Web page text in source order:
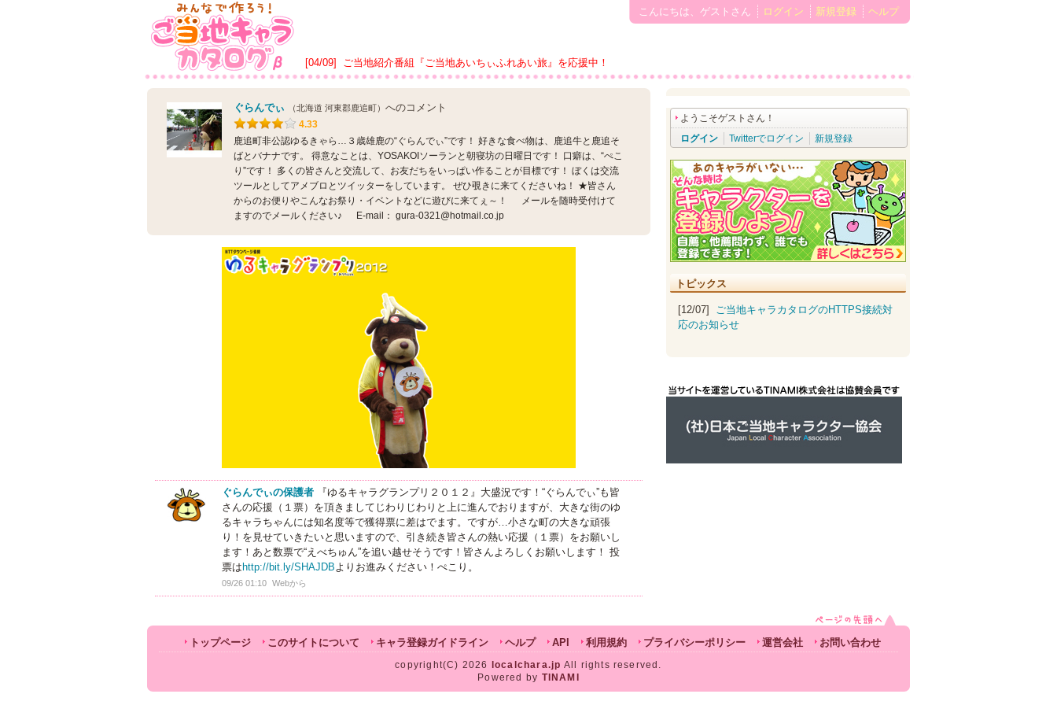
[04/09] ご当地紹介番組『ご当地あいちぃふれあい旅』を応援中！
こんにちは、ゲストさん ログイン 新規登録 ヘルプ
ぐらんでぃ （北海道 河東郡鹿追町） へのコメント
4.33
鹿追町非公認ゆるきゃら…３歳雄鹿の“ぐらんでぃ”です！ 好きな食べ物は、鹿追牛と鹿追そ
ばとバナナです。 得意なことは、YOSAKOIソーランと朝寝坊の日曜日です！ 口癖は、“ぺこ
り”です！ 多くの皆さんと交流して、お友だちをいっぱい作ることが目標です！ ぼくは交流
ツールとしてアメブロとツイッターをしています。 ぜひ覗きに来てくださいね！ ★皆さん
からのお便りやこんなお祭り・イベントなどに遊びに来てぇ～！ メールを随時受付けて
ますのでメールください♪ E-mail： gura-0321@hotmail.co.jp
ぐらんでぃの保護者 『ゆるキャラグランプリ２０１２』大盛況です！“ぐらんでぃ”も皆
さんの応援（１票）を頂きましてじわりじわりと上に進んでおりますが、大きな街のゆ
るキャラちゃんには知名度等で獲得票に差はでます。ですが…小さな町の大きな頑張
り！を見せていきたいと思いますので、引き続き皆さんの熱い応援（１票）をお願いし
ます！あと数票で“えべちゅん”を追い越せそうです！皆さんよろしくお願いします！ 投
票は http://bit.ly/SHAJDBよりお進みください！ぺこり。
09/26 01:10 Webから
ようこそゲストさん！
ログイン
Twitterでログイン 新規登録
トピックス
[12/07] ご当地キャラカタログのHTTPS接続対
応のお知らせ
トップページ このサイトについて キャラ登録ガイドライン ヘルプ API 利用規約 プライバシーポリシー 運営会社 お問い合わせ
copyright(C) 2026 localchara.jp All rights reserved.
Powered by TINAMI